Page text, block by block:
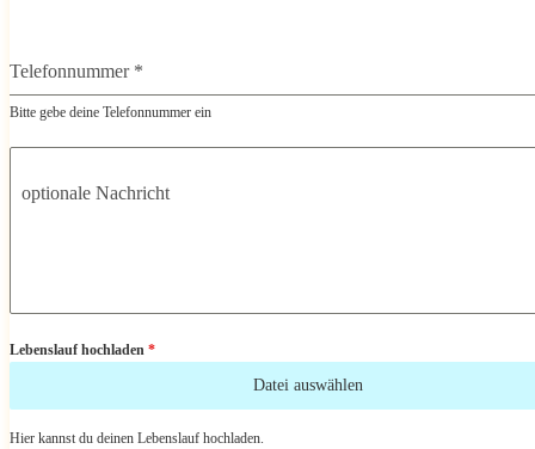
Telefonnummer *
Bitte gebe deine Telefonnummer ein
optionale Nachricht
Lebenslauf hochladen *
Datei auswählen
Hier kannst du deinen Lebenslauf hochladen.